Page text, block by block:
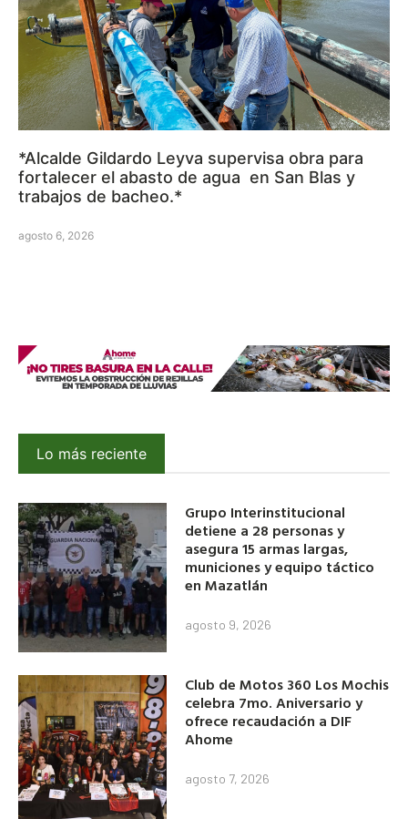
*Alcalde Gildardo Leyva supervisa obra para
fortalecer el abasto de agua en San Blas y
trabajos de bacheo.*
agosto 6, 2026
Lo más reciente
Grupo Interinstitucional
detiene a 28 personas y
asegura 15 armas largas,
municiones y equipo táctico
en Mazatlán
agosto 9, 2026
Club de Motos 360 Los Mochis
celebra 7mo. Aniversario y
ofrece recaudación a DIF
Ahome
agosto 7, 2026